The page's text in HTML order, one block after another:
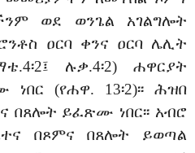
ወደ ወንጌል አገልግሎት
ዐርባ ቀንና ዐርባ ሌሊት
ሉቃ.4፡2) ሐዋርያት
(የሐዋ. 13፡2)፡፡ ሕዝበ
በጸሎት ይፈጽሙ ነበር፡፡ አብሮ
በጾምና በጸሎት ይወጣል